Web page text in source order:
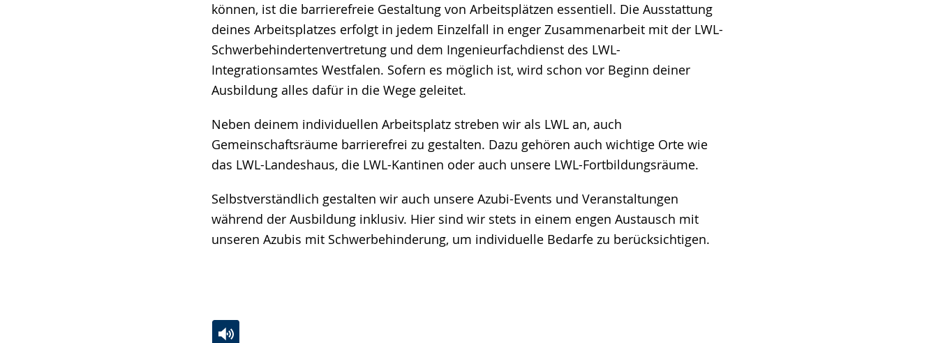
können, ist die barrierefreie Gestaltung von Arbeitsplätzen essentiell. Die Ausstattung
deines Arbeitsplatzes erfolgt in jedem Einzelfall in enger Zusammenarbeit mit der LWL-
Schwerbehindertenvertretung und dem Ingenieurfachdienst des LWL-
Integrationsamtes Westfalen. Sofern es möglich ist, wird schon vor Beginn deiner
Ausbildung alles dafür in die Wege geleitet.
Neben deinem individuellen Arbeitsplatz streben wir als LWL an, auch
Gemeinschaftsräume barrierefrei zu gestalten. Dazu gehören auch wichtige Orte wie
das LWL-Landeshaus, die LWL-Kantinen oder auch unsere LWL-Fortbildungsräume.
Selbstverständlich gestalten wir auch unsere Azubi-Events und Veranstaltungen
während der Ausbildung inklusiv. Hier sind wir stets in einem engen Austausch mit
unseren Azubis mit Schwerbehinderung, um individuelle Bedarfe zu berücksichtigen.